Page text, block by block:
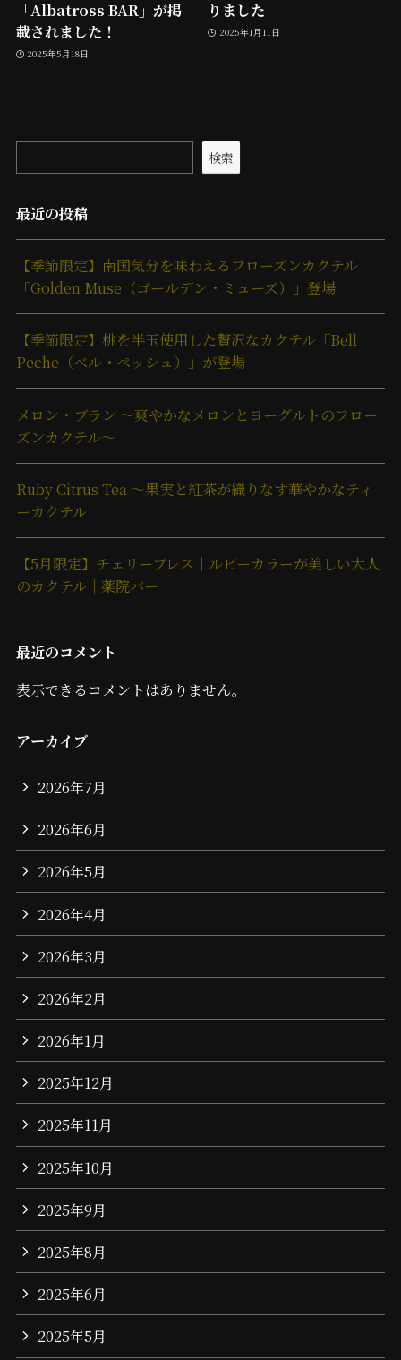
「Albatross BAR」が掲
載されました！
2025年5月18日
りました
2025年1月11日
検索
最近の投稿
【季節限定】南国気分を味わえるフローズンカクテル
「Golden Muse（ゴールデン・ミューズ）」登場
【季節限定】桃を半玉使用した贅沢なカクテル「Bell
Peche（ベル・ペッシュ）」が登場
メロン・ブラン ～爽やかなメロンとヨーグルトのフロー
ズンカクテル～
Ruby Citrus Tea ～果実と紅茶が織りなす華やかなティ
ーカクテル
【5月限定】チェリーブレス｜ルビーカラーが美しい大人
のカクテル｜薬院バー
最近のコメント
表示できるコメントはありません。
アーカイブ
2026年7月
2026年6月
2026年5月
2026年4月
2026年3月
2026年2月
2026年1月
2025年12月
2025年11月
2025年10月
2025年9月
2025年8月
2025年6月
2025年5月